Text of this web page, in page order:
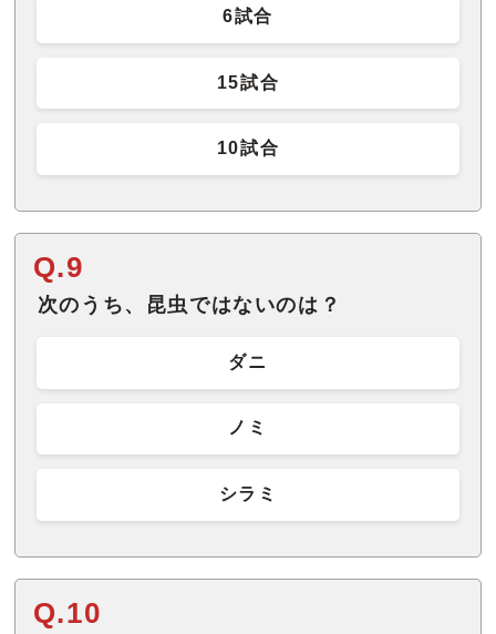
6試合
15試合
10試合
Q.9
次のうち、昆虫ではないのは？
ダニ
ノミ
シラミ
Q.10